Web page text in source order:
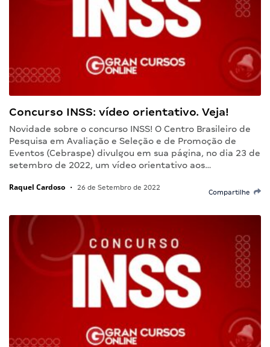
Concurso INSS: vídeo orientativo. Veja!
Novidade sobre o concurso INSS! O Centro Brasileiro de
Pesquisa em Avaliação e Seleção e de Promoção de
Eventos (Cebraspe) divulgou em sua página, no dia 23 de
setembro de 2022, um vídeo orientativo aos…
Raquel Cardoso • 26 de Setembro de 2022
Compartilhe